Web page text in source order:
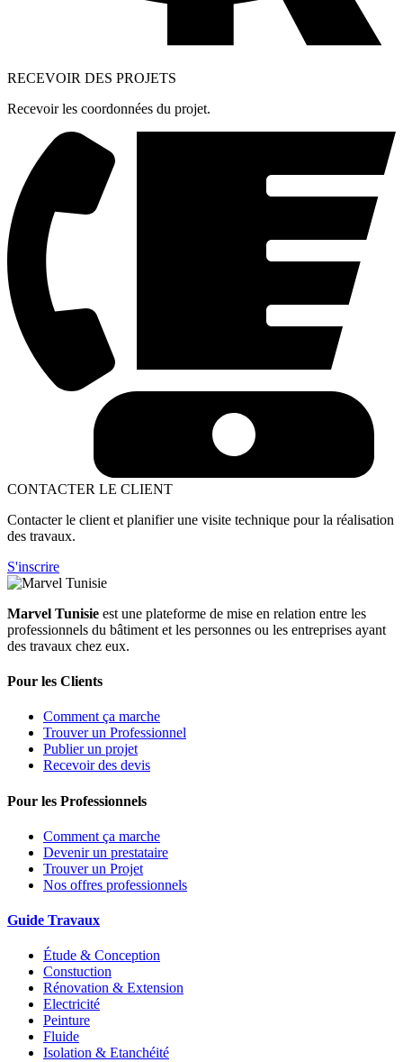
RECEVOIR DES PROJETS
Recevoir les coordonnées du projet.
CONTACTER LE CLIENT
Contacter le client et planifier une visite technique pour la réalisation
des travaux.
S'inscrire
Marvel Tunisie est une plateforme de mise en relation entre les
professionnels du bâtiment et les personnes ou les entreprises ayant
des travaux chez eux.
Pour les Clients
Comment ça marche
Trouver un Professionnel
Publier un projet
Recevoir des devis
Pour les Professionnels
Comment ça marche
Devenir un prestataire
Trouver un Projet
Nos offres professionnels
Guide Travaux
Étude & Conception
Constuction
Rénovation & Extension
Electricité
Peinture
Fluide
Isolation & Etanchéité